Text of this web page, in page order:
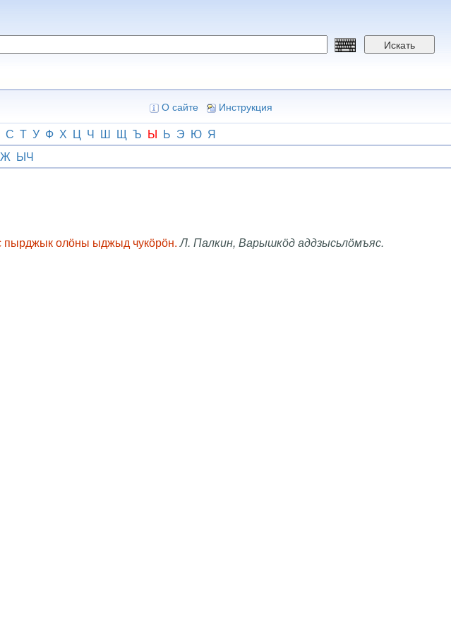
Искать
О сайте Инструкция
С Т У Ф Х Ц Ч Ш Щ Ъ Ы Ь Э Ю Я
ЫЧ
пырджык олӧны ыджыд чукӧрӧн.Л. Палкин, Варышкӧд аддзысьлӧмъяс.